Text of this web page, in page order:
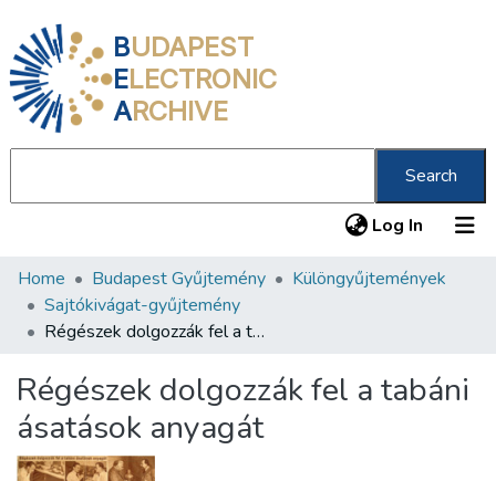
BUDAPEST
ELECTRONIC
ARCHIVE
Search
Log In (current)
Communities & Collections
All of DSpace
About us
Home Budapest Gyűjtemény
Különgyűjtemények
Sajtókivágat-gyűjtemény
Régészek dolgozzák fel a tabáni ásatások anyagát
Régészek dolgozzák fel a tabáni
ásatások anyagát